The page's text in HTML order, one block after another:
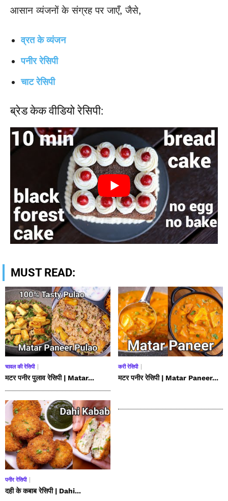
आसान व्यंजनों के संग्रह पर जाएँ, जैसे,
व्रत के व्यंजन
पनीर रेसिपी
चाट रेसिपी
ब्रेड केक वीडियो रेसिपी:
MUST READ:
चावल की रेसिपी
मटर पनीर पुलाव रेसिपी | Matar...
करी रेसिपी
मटर पनीर रेसिपी | Matar Paneer...
पनीर रेसिपी
दही के कबाब रेसिपी | Dahi...